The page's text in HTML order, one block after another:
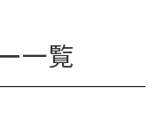
一覧